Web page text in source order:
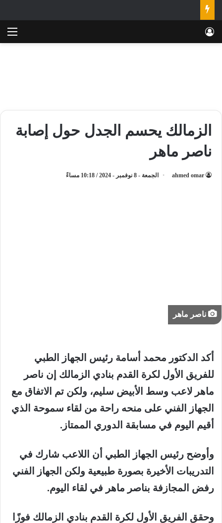
الزمالك يحسم الجدل حول إصابة
ناصر ماهر
ahmed omar الجمعة - 8 نوفمبر - 2024 / 10:18 مساءً
ناصر ماهر
أكد الدكتور محمد أسامة رئيس الجهاز الطبي
للفريق الأول لكرة القدم بنادي الزمالك إن ناصر
ماهر لاعب وسط الأبيض سليم، ولكن تم الاتفاق مع
الجهاز الفني على منحه راحة من لقاء سموحة الذي
أقيم اليوم في مسابقة الدوري الممتاز.
وأوضح رئيس الجهاز الطبي أن اللاعب شارك في
التدريبات الأخيرة بصورة طبيعية ولكن الجهاز الفني
رفض المجازفة بناصر ماهر في لقاء اليوم.
وحقق الفريق الأول لكرة القدم بنادي الزمالك فوزًا